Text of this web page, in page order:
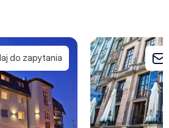
do zapytania
Radisson Blu